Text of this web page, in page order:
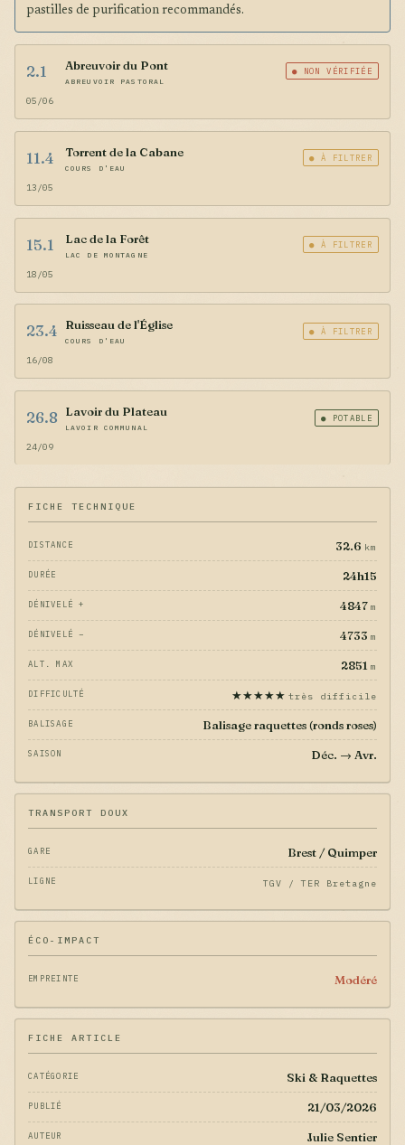
pastilles de purification recommandés.
2.1 Abreuvoir du Pont
ABREUVOIR PASTORAL
● NON VÉRIFIÉE
05/06
11.4 Torrent de la Cabane
COURS D'EAU
● À FILTRER
13/05
15.1 Lac de la Forêt
LAC DE MONTAGNE
● À FILTRER
18/05
23.4 Ruisseau de l'Église
COURS D'EAU
● À FILTRER
16/08
26.8 Lavoir du Plateau
LAVOIR COMMUNAL
● POTABLE
24/09
FICHE TECHNIQUE
DISTANCE 32.6 km
DURÉE 24h15
DÉNIVELÉ + 4847 m
DÉNIVELÉ − 4733 m
ALT. MAX 2851 m
DIFFICULTÉ ★★★★★ très difficile
BALISAGE Balisage raquettes (ronds roses)
SAISON Déc. → Avr.
TRANSPORT DOUX
GARE Brest / Quimper
LIGNE TGV / TER Bretagne
ÉCO-IMPACT
EMPREINTE Modéré
FICHE ARTICLE
CATÉGORIE Ski & Raquettes
PUBLIÉ 21/03/2026
AUTEUR Julie Sentier